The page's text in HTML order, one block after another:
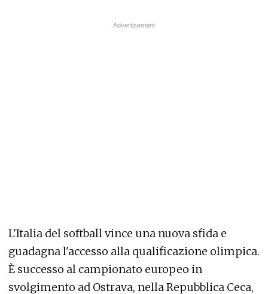
L'Italia del softball vince una nuova sfida e
guadagna l'accesso alla qualificazione olimpica.
È successo al campionato europeo in
svolgimento ad Ostrava, nella Repubblica Ceca,